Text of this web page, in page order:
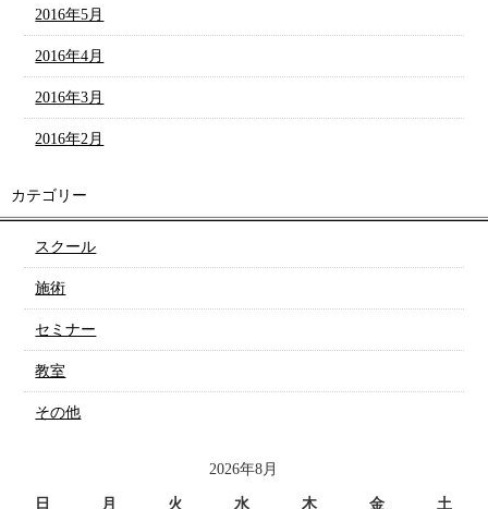
2016年5月
2016年4月
2016年3月
2016年2月
カテゴリー
スクール
施術
セミナー
教室
その他
2026年8月
日 月 火 水 木 金 土